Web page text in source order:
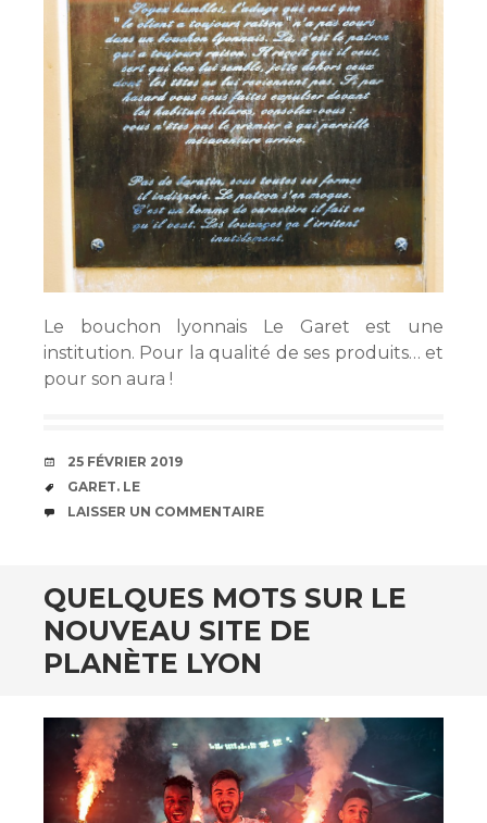
Le bouchon lyonnais Le Garet est une
institution. Pour la qualité de ses produits… et
pour son aura !
DATE
25 FÉVRIER 2019
ÉTIQUETTES
GARET. LE
COMMENTAIRES
LAISSER UN COMMENTAIRE
QUELQUES MOTS SUR LE
NOUVEAU SITE DE
PLANÈTE LYON